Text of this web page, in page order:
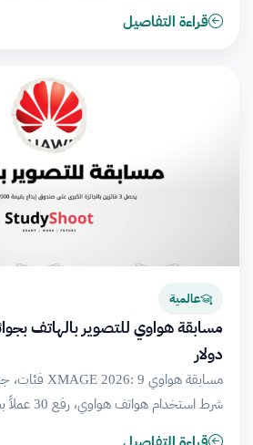
قراءة التفاصيل
عالمية
دولار
شرط استخدام هواتف هواوي، رفع 30 عملاً بصيغ…